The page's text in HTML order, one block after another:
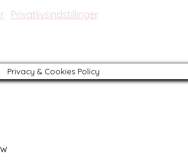
Privatlivsindstillinger.
Privacy & Cookies Policy